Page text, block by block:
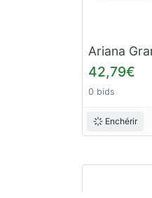
42,79€
0 bids
Enchérir